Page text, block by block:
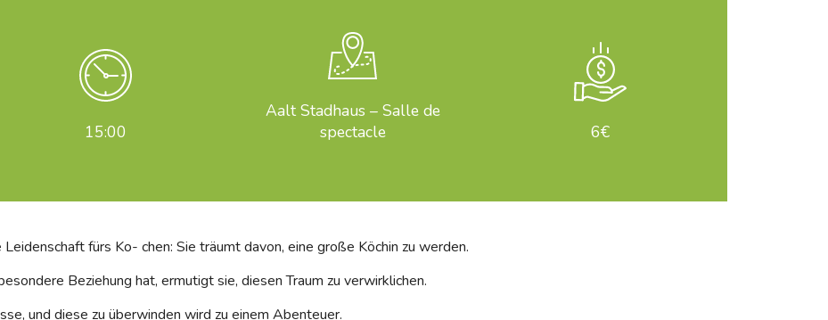
15:00
Aalt Stadhaus – Salle de
spectacle
6€
fürs Ko- chen: Sie träumt davon, eine große Köchin zu werden.
Beziehung hat, ermutigt sie, diesen Traum zu verwirklichen.
und diese zu überwinden wird zu einem Abenteuer.